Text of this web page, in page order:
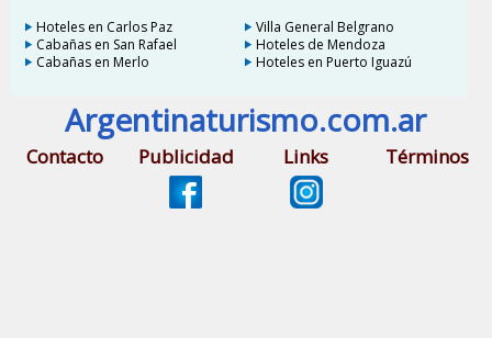
Hoteles en Carlos Paz
Villa General Belgrano
Cabañas en San Rafael
Hoteles de Mendoza
Cabañas en Merlo
Hoteles en Puerto Iguazú
Argentinaturismo.com.ar
Contacto Publicidad Links Términos